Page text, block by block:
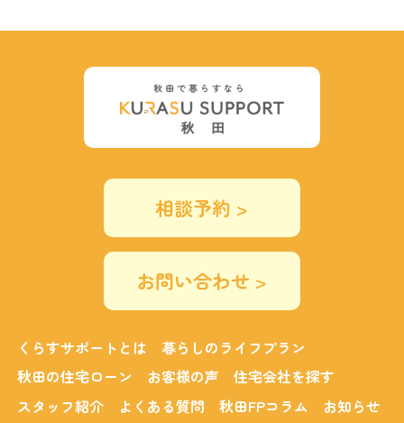
相談予約 >
お問い合わせ >
くらすサポートとは
暮らしのライフプラン
秋田の住宅ローン
お客様の声
住宅会社を探す
スタッフ紹介
よくある質問 秋田FPコラム
お知らせ